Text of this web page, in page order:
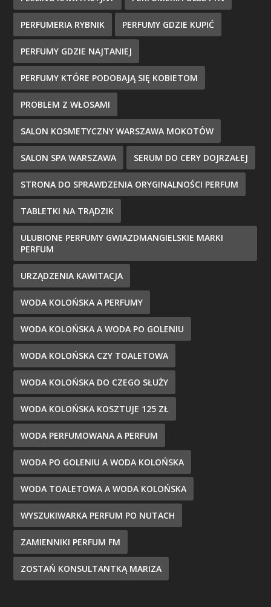
PERFUMERIA RYBNIK PERFUMY GDZIE KUPIĆ
PERFUMY GDZIE NAJTANIEJ
PERFUMY KTÓRE PODOBAJĄ SIĘ KOBIETOM
PROBLEM Z WŁOSAMI
SALON KOSMETYCZNY WARSZAWA MOKOTÓW
SALON SPA WARSZAWA SERUM DO CERY DOJRZAŁEJ
STRONA DO SPRAWDZENIA ORYGINALNOŚCI PERFUM
TABLETKI NA TRĄDZIK
ULUBIONE PERFUMY GWIAZDMANGIELSKIE MARKI
PERFUM
URZĄDZENIA KAWITACJA
WODA KOLOŃSKA A PERFUMY
WODA KOLOŃSKA A WODA PO GOLENIU
WODA KOLOŃSKA CZY TOALETOWA
WODA KOLOŃSKA DO CZEGO SŁUŻY
WODA KOLOŃSKA KOSZTUJE 125 ZŁ
WODA PERFUMOWANA A PERFUM
WODA PO GOLENIU A WODA KOLOŃSKA
WODA TOALETOWA A WODA KOLOŃSKA
WYSZUKIWARKA PERFUM PO NUTACH
ZAMIENNIKI PERFUM FM
ZOSTAŃ KONSULTANTKĄ MARIZA